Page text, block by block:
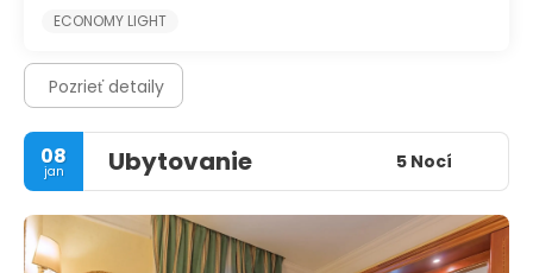
ECONOMY LIGHT
Pozrieť detaily
08
jan Ubytovanie 5 Nocí